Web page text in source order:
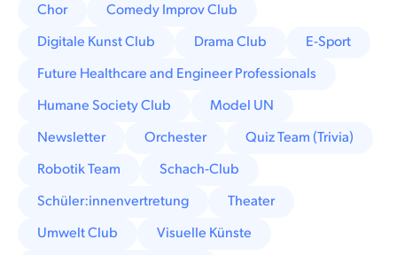
Chor
Comedy Improv Club
Digitale Kunst Club
Drama Club
E-Sport
Future Healthcare and Engineer Professionals
Humane Society Club
Model UN
Newsletter
Orchester
Quiz Team (Trivia)
Robotik Team
Schach-Club
Schüler:innenvertretung
Theater
Umwelt Club
Visuelle Künste